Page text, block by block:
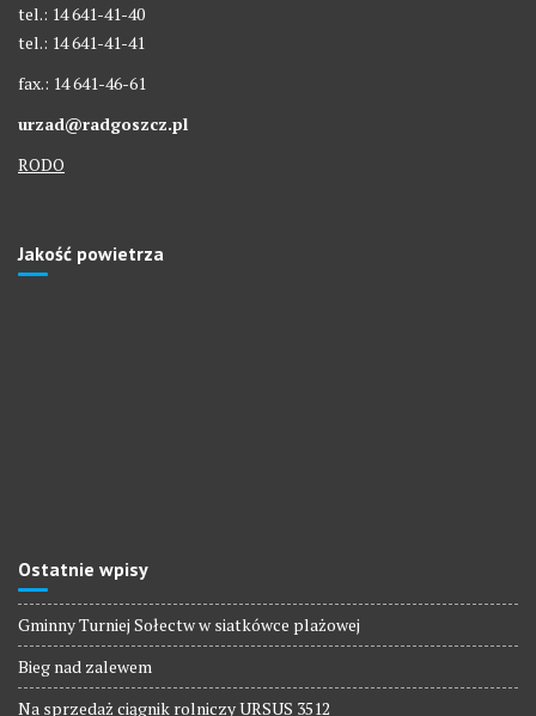
tel.: 14 641-41-40
tel.: 14 641-41-41
fax.: 14 641-46-61
urzad@radgoszcz.pl
RODO
Jakość powietrza
Ostatnie wpisy
Gminny Turniej Sołectw w siatkówce plażowej
Bieg nad zalewem
Na sprzedaż ciągnik rolniczy URSUS 3512